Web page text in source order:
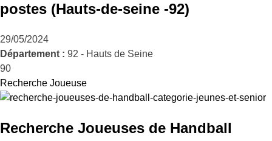
postes (Hauts-de-seine -92)
29/05/2024
Département : 92 - Hauts de Seine
90
Recherche Joueuse
Recherche Joueuses de Handball